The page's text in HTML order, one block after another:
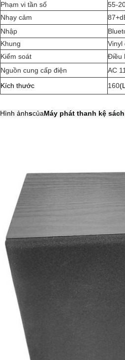
Phạm vi tần số
55-
Nhạy cảm
Nhập
Khung
Vinyl
Kiểm soát
Điều
Nguồn cung cấp điện
AC
Kích thước
160
Hình ảnhscủaMáy phát thanh kệ